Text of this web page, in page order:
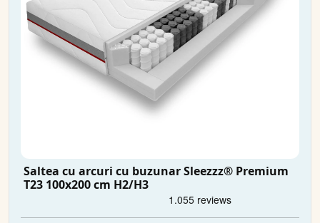
Saltea cu arcuri cu buzunar Sleezzz® Premium
T23 100x200 cm H2/H3